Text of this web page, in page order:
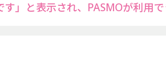
」と表示され、PASMOが利用